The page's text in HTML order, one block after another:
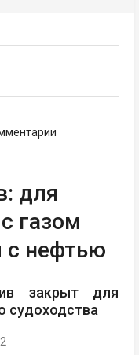
для
газом
с нефтью
закрыт для
судоходства